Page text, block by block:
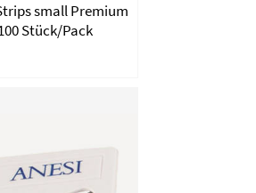
small Premium
Stück/Pack